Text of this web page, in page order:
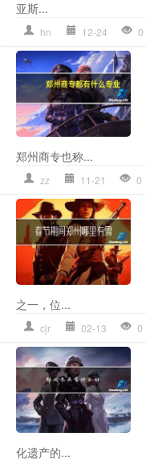
亚斯...
hn 12-24 0
郑州商专也称...
zz 11-21 0
之一，位...
cjr 02-13 0
化遗产的...